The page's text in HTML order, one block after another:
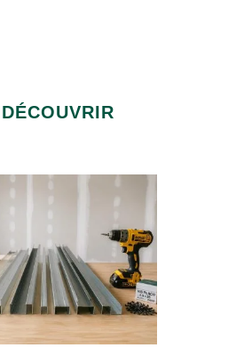
DÉCOUVRIR